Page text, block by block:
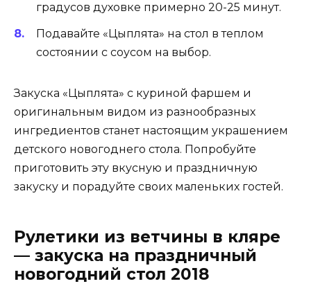
градусов духовке примерно 20-25 минут.
Подавайте «Цыплята» на стол в теплом
состоянии с соусом на выбор.
Закуска «Цыплята» с куриной фаршем и
оригинальным видом из разнообразных
ингредиентов станет настоящим украшением
детского новогоднего стола. Попробуйте
приготовить эту вкусную и праздничную
закуску и порадуйте своих маленьких гостей.
Рулетики из ветчины в кляре
— закуска на праздничный
новогодний стол 2018